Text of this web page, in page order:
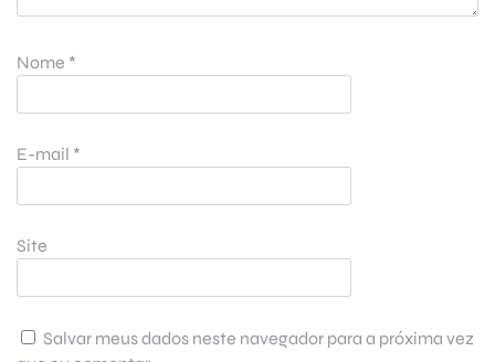
Nome *
E-mail *
Site
Salvar meus dados neste navegador para a próxima vez